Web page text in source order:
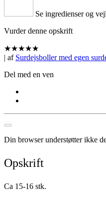
Se ingredienser og
Vurder denne opskrift
★★★★★
| af Surdejsboller med egen
Del med en ven
Din browser understøtter ikke
Opskrift
Ca 15-16 stk.